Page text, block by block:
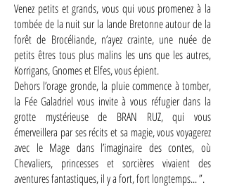
Venez petits et grands, vous qui vous promenez à la
tombée de la nuit sur la lande Bretonne autour de la
forêt de Brocéliande, n’ayez crainte, une nuée de
petits êtres tous plus malins les uns que les autres,
Korrigans, Gnomes et Elfes, vous épient.
Dehors l’orage gronde, la pluie commence à tomber,
la Fée Galadriel vous invite à vous réfugier dans la
grotte mystérieuse de BRAN RUZ, qui vous
émerveillera par ses récits et sa magie, vous voyagerez
avec le Mage dans l’imaginaire des contes, où
Chevaliers, princesses et sorcières vivaient des
aventures fantastiques, il y a fort, fort longtemps... ”.